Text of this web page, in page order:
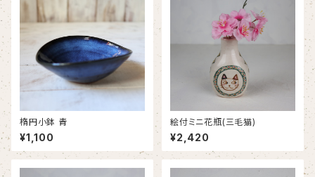
楕円小鉢 青
¥1,100
絵付ミニ花瓶(三毛猫)
¥2,420